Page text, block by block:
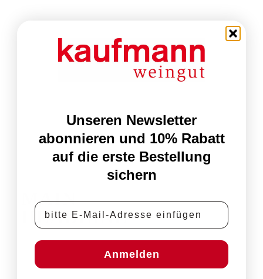
MAIN
HEADLINE
Unseren Newsletter
abonnieren und 10% Rabatt
auf die erste Bestellung
sichern
E-Mail-Adresse
Anmelden